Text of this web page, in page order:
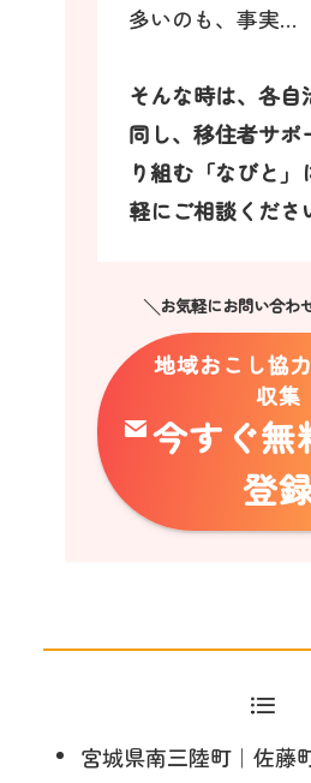
多いのも、事実…
そんな時は、各自
同し、移住者サポ
り組む「なびと」
軽にご相談くださ
╲お気軽にお問い合わ
地域おこし協
収集
今すぐ無
登
宮城県南三陸町｜佐藤